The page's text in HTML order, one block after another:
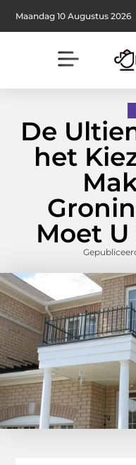
Maandag 10 Augustus 2026
De
het
Moet